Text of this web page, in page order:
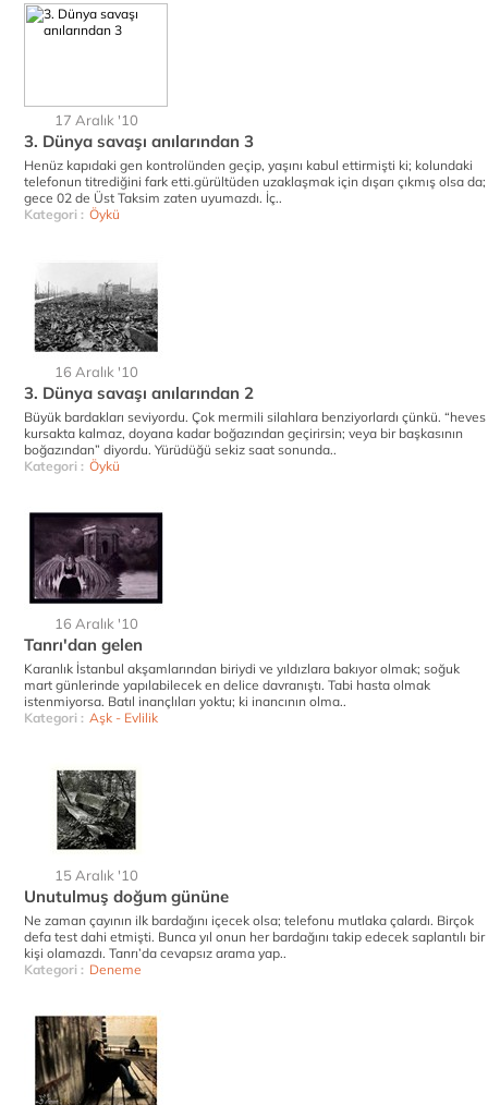
17 Aralık '10
3. Dünya savaşı anılarından 3
Henüz kapıdaki gen kontrolünden geçip, yaşını kabul ettirmişti ki; kolundaki
telefonun titrediğini fark etti.gürültüden uzaklaşmak için dışarı çıkmış olsa da;
gece 02 de Üst Taksim zaten uyumazdı. İç..
Kategori : Öykü
16 Aralık '10
3. Dünya savaşı anılarından 2
Büyük bardakları seviyordu. Çok mermili silahlara benziyorlardı çünkü. “heves
kursakta kalmaz, doyana kadar boğazından geçirirsin; veya bir başkasının
boğazından” diyordu. Yürüdüğü sekiz saat sonunda..
Kategori : Öykü
16 Aralık '10
Tanrı'dan gelen
Karanlık İstanbul akşamlarından biriydi ve yıldızlara bakıyor olmak; soğuk
mart günlerinde yapılabilecek en delice davranıştı. Tabi hasta olmak
istenmiyorsa. Batıl inançlıları yoktu; ki inancının olma..
Kategori : Aşk - Evlilik
15 Aralık '10
Unutulmuş doğum gününe
Ne zaman çayının ilk bardağını içecek olsa; telefonu mutlaka çalardı. Birçok
defa test dahi etmişti. Bunca yıl onun her bardağını takip edecek saplantılı bir
kişi olamazdı. Tanrı’da cevapsız arama yap..
Kategori : Deneme